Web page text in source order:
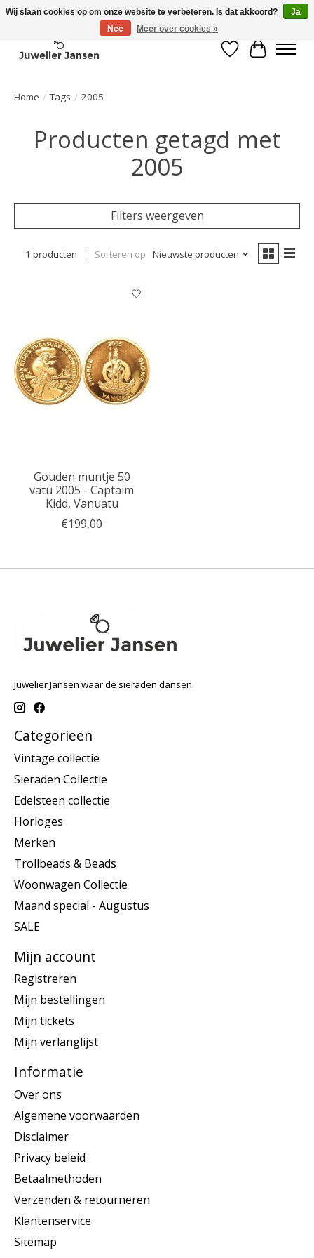
Verlanglijst
Home / Tags / 2005
Producten getagd met
2005
Filters weergeven
1 producten Sorteren op Nieuwste producten
Gouden muntje 50
vatu 2005 - Captaim
Kidd, Vanuatu
€199,00
Juwelier Jansen waar de sieraden dansen
Categorieën
Vintage collectie
Sieraden Collectie
Edelsteen collectie
Horloges
Merken
Trollbeads & Beads
Woonwagen Collectie
Maand special - Augustus
SALE
Mijn account
Registreren
Mijn bestellingen
Mijn tickets
Mijn verlanglijst
Informatie
Over ons
Algemene voorwaarden
Disclaimer
Privacy beleid
Betaalmethoden
Verzenden & retourneren
Klantenservice
Sitemap
Wij slaan cookies op om onze website te verbeteren. Is dat akkoord?
Ja
Nee
Meer over cookies »